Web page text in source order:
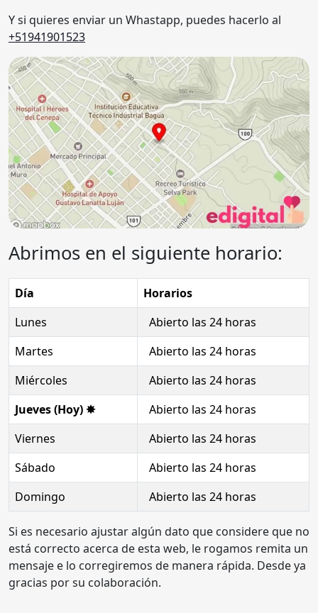
Y si quieres enviar un Whastapp, puedes hacerlo al
+51941901523
Abrimos en el siguiente horario:
Día
Horarios
Lunes
Abierto las 24 horas
Martes
Abierto las 24 horas
Miércoles
Abierto las 24 horas
Jueves (Hoy) ✸
Abierto las 24 horas
Viernes
Abierto las 24 horas
Sábado
Abierto las 24 horas
Domingo
Abierto las 24 horas
Si es necesario ajustar algún dato que considere que no
está correcto acerca de esta web, le rogamos remita un
mensaje e lo corregiremos de manera rápida. Desde ya
gracias por su colaboración.